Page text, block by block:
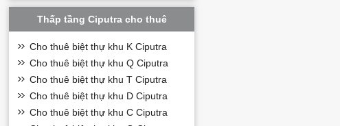
Thấp tầng Ciputra cho thuê
Cho thuê biệt thự khu K Ciputra
Cho thuê biệt thự khu Q Ciputra
Cho thuê biệt thự khu T Ciputra
Cho thuê biệt thự khu D Ciputra
Cho thuê biệt thự khu C Ciputra